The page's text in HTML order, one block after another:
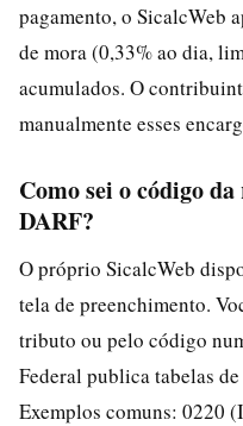
pagamento, o SicalcWeb
de mora (0,33% ao dia,
acumulados. O
manualmente esses
Como sei o código
DARF?
O próprio SicalcWeb
tela de preenchimento.
tributo ou pelo código
Federal publica tabelas
Exemplos comuns: 0220